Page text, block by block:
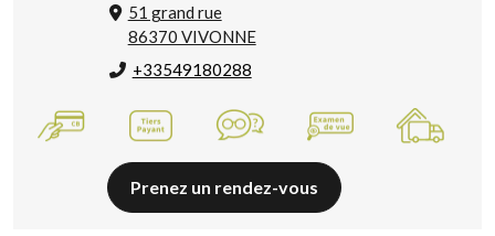
51 grand rue
86370 VIVONNE
+33549180288
Prenez un rendez-vous